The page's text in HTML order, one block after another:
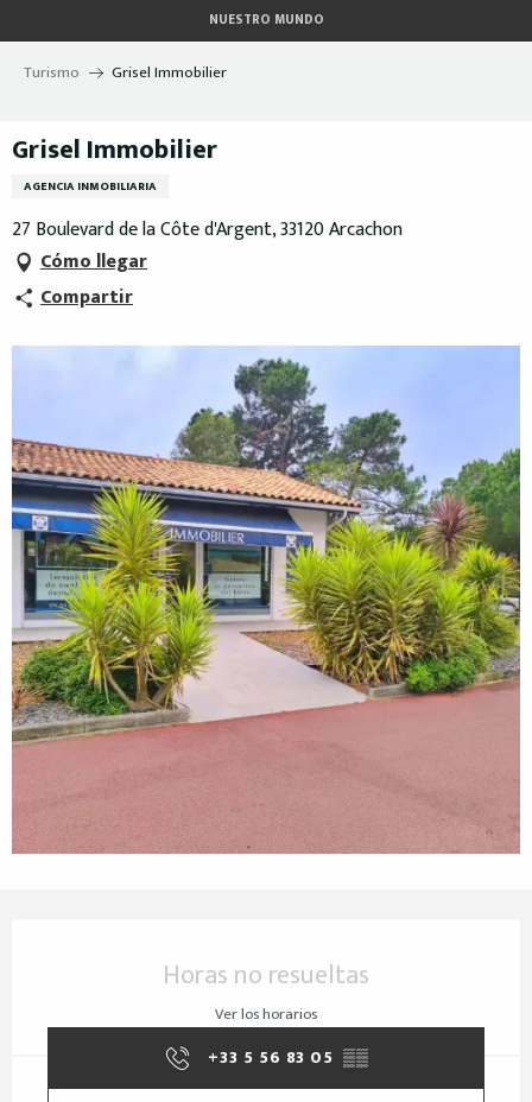
au
contenu
NUESTRO MUNDO
Turismo Grisel Immobilier
Grisel Immobilier
AGENCIA INMOBILIARIA
27 Boulevard de la Côte d'Argent, 33120 Arcachon
Cómo llegar
Compartir
Horas no resueltas
Ver los horarios
+33 5 56 83 05 ▒▒